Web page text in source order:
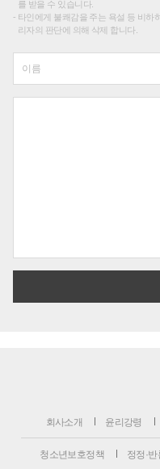
를 받을 수 있습니다.
타인에게 불쾌감을 주는 욕설 등 비하
리자의 판단에 의해 삭제 합니다.
회사소개 윤리강령
청소년보호정책 정정·